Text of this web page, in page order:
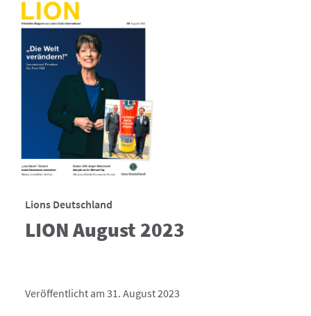
Lions Deutschland
LION August 2023
Veröffentlicht am 31. August 2023